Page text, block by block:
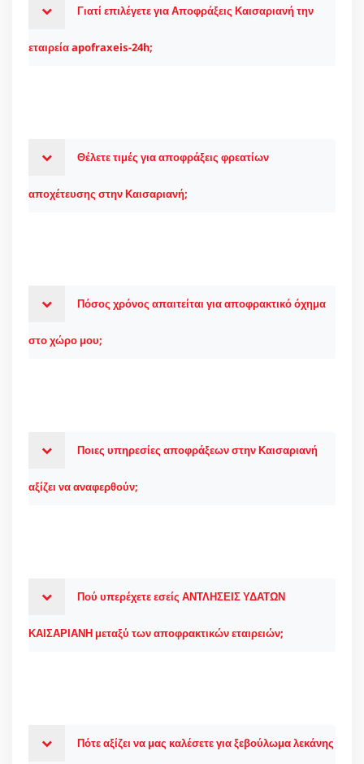
Γιατί επιλέγετε για Αποφράξεις Καισαριανή την
εταιρεία apofraxeis-24h;
Θέλετε τιμές για αποφράξεις φρεατίων
αποχέτευσης στην Καισαριανή;
Πόσος χρόνος απαιτείται για αποφρακτικό όχημα
στο χώρο μου;
Ποιες υπηρεσίες αποφράξεων στην Καισαριανή
αξίζει να αναφερθούν;
Πού υπερέχετε εσείς ΑΝΤΛΗΣΕΙΣ ΥΔΑΤΩΝ
ΚΑΙΣΑΡΙΑΝΗ μεταξύ των αποφρακτικών εταιρειών;
Πότε αξίζει να μας καλέσετε για ξεβούλωμα λεκάνης